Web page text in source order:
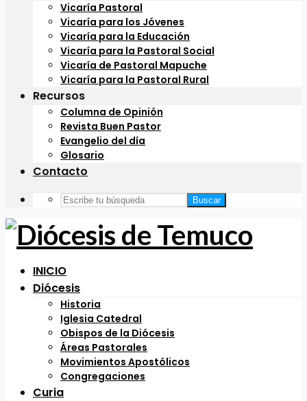
Vicaría Pastoral
Vicaría para los Jóvenes
Vicaría para la Educación
Vicaría para la Pastoral Social
Vicaría de Pastoral Mapuche
Vicaría para la Pastoral Rural
Recursos
Columna de Opinión
Revista Buen Pastor
Evangelio del día
Glosario
Contacto
Buscar
INICIO
Diócesis
Historia
Iglesia Catedral
Obispos de la Diócesis
Áreas Pastorales
Movimientos Apostólicos
Congregaciones
Curia